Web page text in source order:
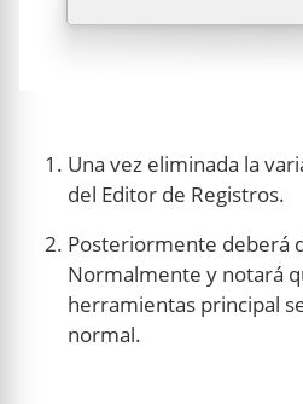
Una vez eliminada la
del Editor de Registros.
Posteriormente deberá
Normalmente y notará
herramientas principal
normal.